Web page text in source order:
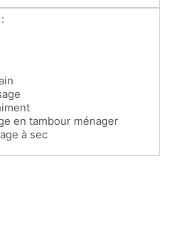
en tambour ménager
à sec